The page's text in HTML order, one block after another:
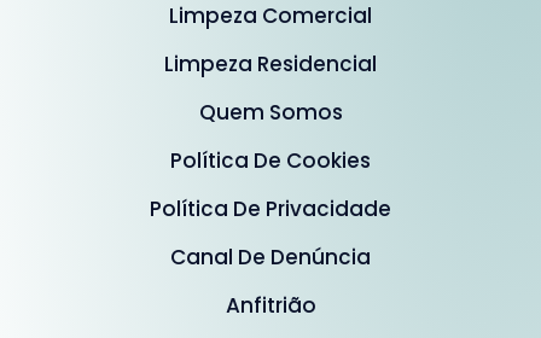
Limpeza Comercial
Limpeza Residencial
Quem Somos
Política De Cookies
Política De Privacidade
Canal De Denúncia
Anfitrião